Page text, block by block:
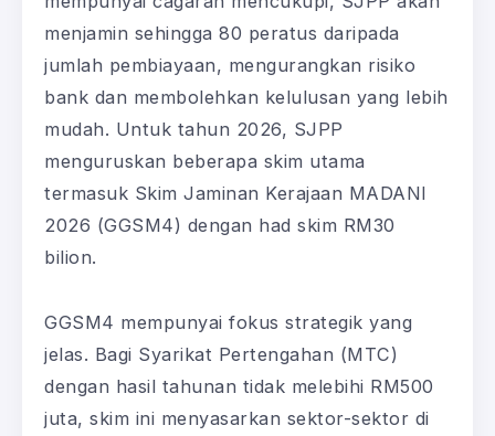
menjamin sehingga 80 peratus daripada
jumlah pembiayaan, mengurangkan risiko
bank dan membolehkan kelulusan yang lebih
mudah. Untuk tahun 2026, SJPP
menguruskan beberapa skim utama
termasuk Skim Jaminan Kerajaan MADANI
2026 (GGSM4) dengan had skim RM30
bilion.
GGSM4 mempunyai fokus strategik yang
jelas. Bagi Syarikat Pertengahan (MTC)
dengan hasil tahunan tidak melebihi RM500
juta, skim ini menyasarkan sektor-sektor di